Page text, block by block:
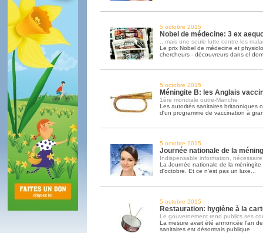
5 octobre 2015
Nobel de médecine: 3 ex
...mais une seule lutte contre les
Le prix Nobel de médecine et
chercheurs - découvreurs dans el
5 octobre 2015
Méningite B: les Anglais
1ère mondiale outre-Manche
Les autorités sanitaires britanniques
d'un programme de vaccination à
5 octobre 2015
Journée nationale de la
Indispensable information,
La Journée nationale de la
d'octobre. Et ce n'est pas un luxe...
5 octobre 2015
Restauration: hygiène à la
Le gouvernement rend publics ses
La mesure avait été annoncée l'an
sanitaires est désormais publique